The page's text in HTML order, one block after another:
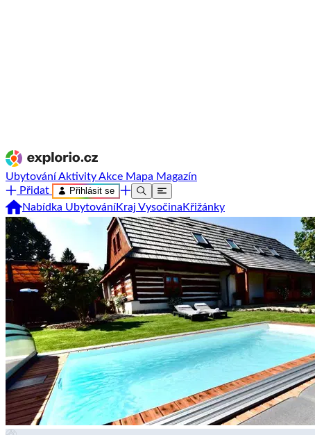
UbytováníAktivityAkce Mapa Magazín
Přidat
Přihlásit se
Nabídka UbytováníKraj Vysočina Křižánky